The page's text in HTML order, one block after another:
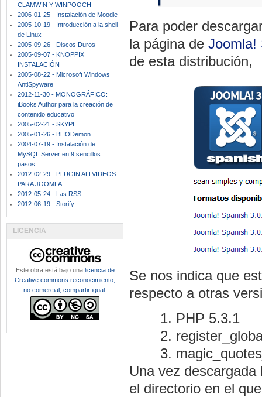
Para poder
la página de Joomla!
de esta distribución,
Se nos indica que
respecto a otras
PHP 5.3.1
Una vez
el directorio en el
CLAMWIN Y WINPOOCH
2006-01-25 - Instalación de Moodle
2005-10-19 - Introducción a la shell
de Linux
2005-09-26 - Discos Duros
2005-09-07 - KNOPPIX
INSTALACIÓN
2005-08-22 - Microsoft Windows
AntiSpyware
2012-11-30 - MONOGRÁFICO:
iBooks Author para la creación de
contenido educativo
2005-02-21 - SKYPE
2005-01-26 - BHODemon
2004-07-19 - Instalación de
MySQL Server en 9 sencillos
pasos
2012-02-29 - PLUGIN ALLVIDEOS
PARA JOOMLA
2012-05-24 - Las RSS
2012-06-19 - Storify
LICENCIA
Este obra está bajo una licencia de
Creative commons reconocimiento,
no comercial, compartir igual